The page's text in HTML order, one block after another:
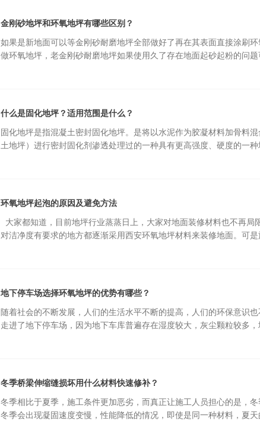
金刚砂地坪和环氧地坪有哪些区别？
如果是新地面可以等金刚砂耐磨地坪全部做好了再在其表面直接涂刷
做环氧地坪，老金刚砂耐磨地坪如果使用久了存在地面起砂起粉的问题可
什么是固化地坪？适用范围是什么？
固化地坪是指混凝土密封固化地坪。是将以水泥作为胶凝材料加骨料
土地坪）进行密封固化剂渗透处理过的一种具有更高强度、硬
环氧地坪起泡的原因及避免方法
  大家都知道，目前地坪行业蒸蒸日上，大家对地面装修材
对洁净度有要求的地方都逐渐采用西安环氧地坪材料来装修地面。可
地下停车场选择环氧地坪的优势有哪些？
随着社会的不断发展，人们的生活水平不断的提高，人们的环保意识也
走进了地下停车场，因为地下车库普遍存在湿度较大，灰尘颗粒较多
冬季桥梁伸缩缝损坏用什么材料快速修补？
冬季相比于夏季，施工条件更加恶劣，而真正让施工人员担心的是，冬
冬季会出现凝固速度变慢，性能降低的情况，即使是同一种材料，